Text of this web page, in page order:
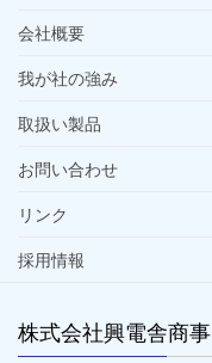
会社概要
我が社の強み
取扱い製品
お問い合わせ
リンク
採用情報
株式会社興電舎商事